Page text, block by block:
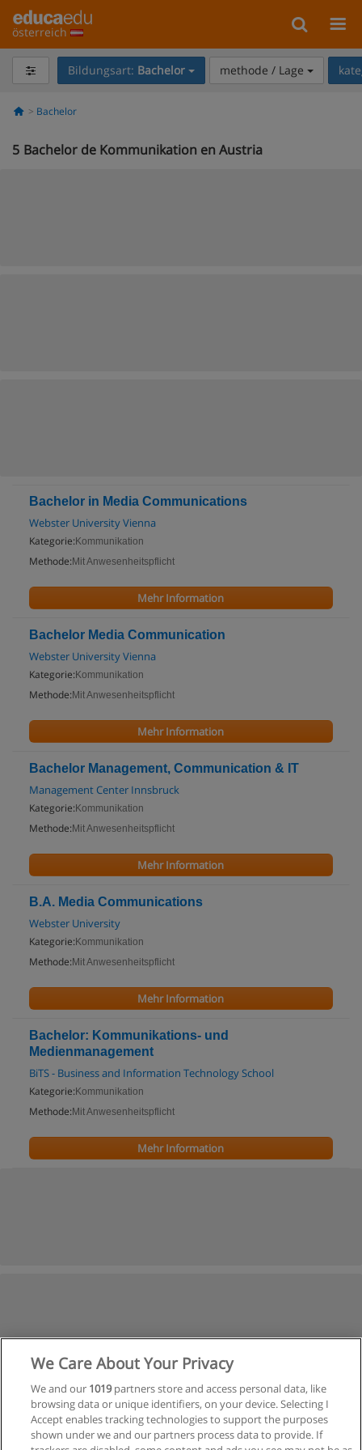
österreich
Bildungsart: Bachelor methode / Lage
Bachelor
5 Bachelor de Kommunikation en Austria
Bachelor in Media Communications
Webster University Vienna
Kategorie: Kommunikation
Methode: Mit Anwesenheitspflicht
Mehr Information
Bachelor Media Communication
Webster University Vienna
Kategorie: Kommunikation
Methode: Mit Anwesenheitspflicht
Mehr Information
Bachelor Management, Communication & IT
Management Center Innsbruck
Kategorie: Kommunikation
Methode: Mit Anwesenheitspflicht
Mehr Information
B.A. Media Communications
Webster University
Kategorie: Kommunikation
Methode: Mit Anwesenheitspflicht
Mehr Information
Bachelor: Kommunikations- und
Medienmanagement
BiTS - Business and Information Technology School
Kategorie: Kommunikation
Methode: Mit Anwesenheitspflicht
Mehr Information
We Care About Your Privacy
We and our 1019partners store and access personal data, like
browsing data or unique identifiers, on your device. Selecting I
Accept enables tracking technologies to support the purposes
shown under we and our partners process data to provide. If